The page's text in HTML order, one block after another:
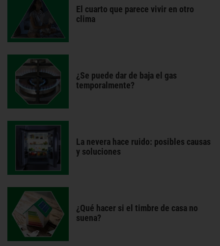
El cuarto que parece vivir en otro
clima
¿Se puede dar de baja el gas
temporalmente?
La nevera hace ruido: posibles causas
y soluciones
¿Qué hacer si el timbre de casa no
suena?